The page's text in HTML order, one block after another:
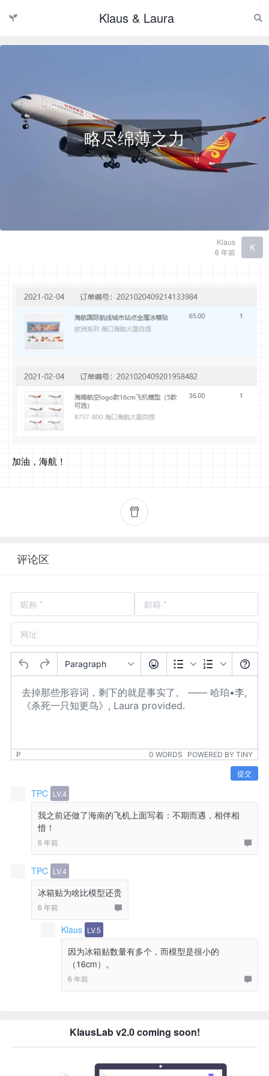
Klaus & Laura
略尽绵薄之力
Klaus
6 年前
K
加油，海航！
评论区
Paragraph
P 0 WORDS POWERED BY TINY
提交
TPC LV.4
我之前还做了海南的飞机上面写着：不期而遇，相伴相
惜！
6 年前
TPC LV.4
冰箱贴为啥比模型还贵
6 年前
Klaus LV.5
因为冰箱贴数量有多个，而模型是很小的
（16cm）。
6 年前
KlausLab v2.0 coming soon!